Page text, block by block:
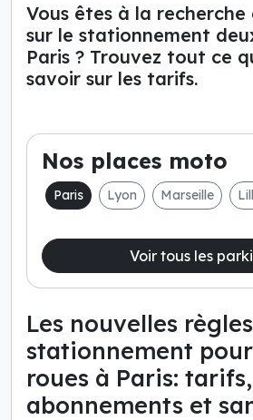
Vous êtes à la
sur le stationnement
Paris ? Trouvez tout ce
savoir sur les tarifs.
Nos places moto
Paris Lyon Marseille
Voir tous les
Les nouvelles
stationnement
roues à Paris: tarifs,
abonnements et